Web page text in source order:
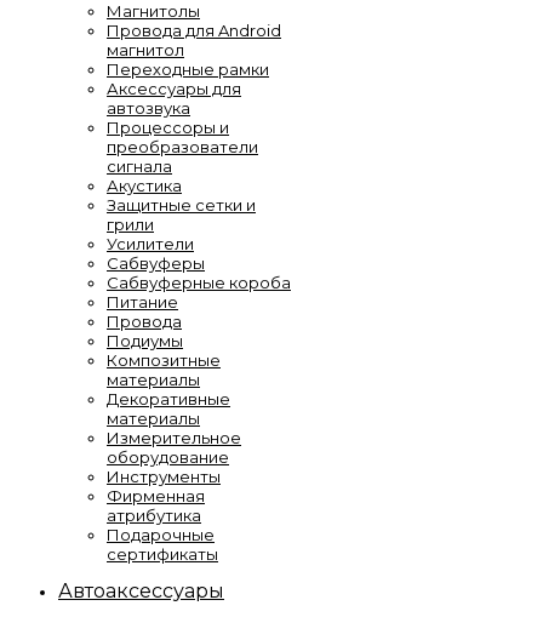
Магнитолы
Провода для Android
магнитол
Переходные рамки
Аксессуары для
автозвука
Процессоры и
преобразователи
сигнала
Акустика
Защитные сетки и
грили
Усилители
Сабвуферы
Сабвуферные короба
Питание
Провода
Подиумы
Композитные
материалы
Декоративные
материалы
Измерительное
оборудование
Инструменты
Фирменная
атрибутика
Подарочные
сертификаты
Автоаксессуары